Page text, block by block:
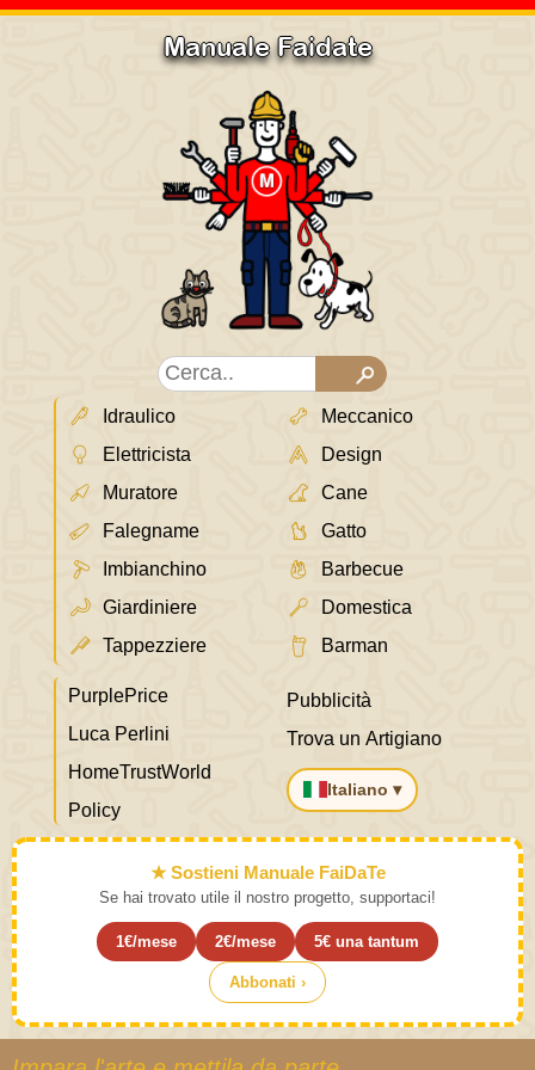
Manuale Faidate
Idraulico
Elettricista
Muratore
Falegname
Imbianchino
Giardiniere
Tappezziere
Meccanico
Design
Cane
Gatto
Barbecue
Domestica
Barman
PurplePrice
Luca Perlini
HomeTrustWorld
Policy
Pubblicità
Trova un Artigiano
Italiano ▾
★ Sostieni Manuale FaiDaTe
Se hai trovato utile il nostro progetto, supportaci!
1€/mese 2€/mese 5€ una tantum
Abbonati ›